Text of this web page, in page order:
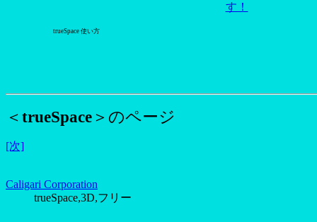
trueSpace 使い方
す！
＜ trueSpace ＞のページ
[次]
Caligari Corporation
trueSpace,3D,フリー